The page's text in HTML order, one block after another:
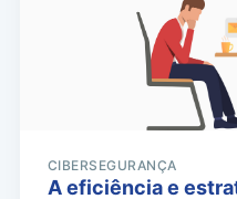
CIBERSEGURANÇA
A eficiência e